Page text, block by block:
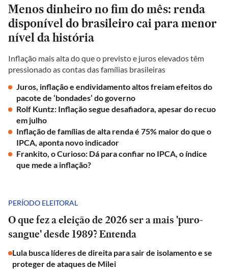
Menos dinheiro no fim do mês: renda
disponível do brasileiro cai para menor
nível da história
Inflação mais alta do que o previsto e juros elevados têm
pressionado as contas das famílias brasileiras
Juros, inflação e endividamento altos freiam efeitos do
pacote de ‘bondades’ do governo
Rolf Kuntz: Inflação segue desafiadora, apesar do recuo
em julho
Inflação de famílias de alta renda é 75% maior do que o
IPCA, aponta novo indicador
Frankito, o Curioso: Dá para confiar no IPCA, o índice
que mede a inflação?
PERÍODO ELEITORAL
O que fez a eleição de 2026 ser a mais 'puro-
sangue' desde 1989? Entenda
Lula busca líderes de direita para sair de isolamento e se
proteger de ataques de Milei